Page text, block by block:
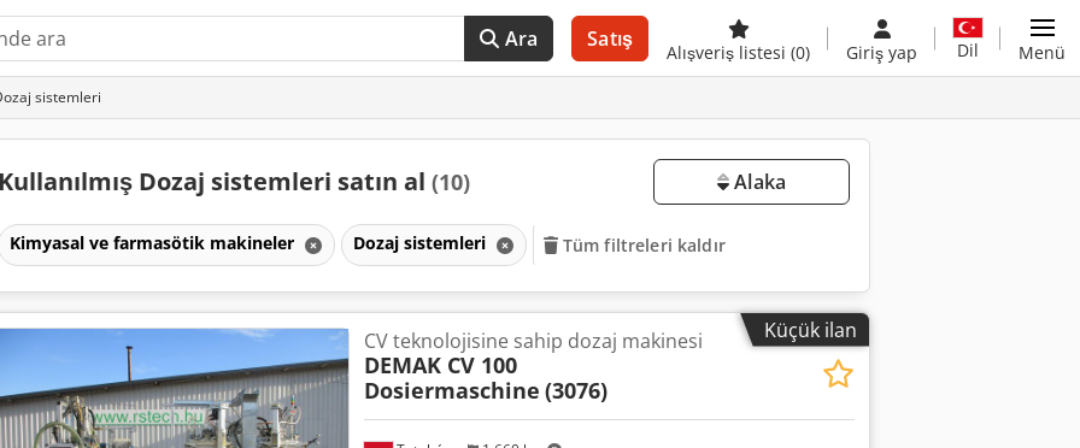
Ara Satış
Alışveriş listesi (0) Giriş yap Dil Menü
sistemleri
Kullanılmış Dozaj sistemleri satın al (10) Alaka
Kimyasal ve farmasötik makineler Dozaj sistemleri Tüm filtreleri kaldır
Küçük ilan
CV teknolojisine sahip dozaj makinesi
DEMAK CV 100
Dosiermaschine (3076)